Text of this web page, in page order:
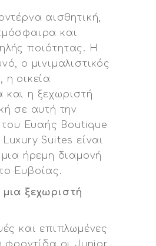
αισθητική,
και
ποιότητας. Η
ο μινιμαλιστικός
η οικεία
η ξεχωριστή
σε αυτή την
Ευαής Boutique
Suites είναι
μια ήρεμη διαμονή
Ευβοίας.
ξεχωριστή
και επιπλωμένες